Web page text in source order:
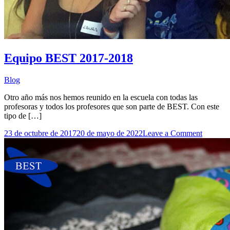
Equipo BEST 2017-2018
Blog
Otro año más nos hemos reunido en la escuela con todas las
profesoras y todos los profesores que son parte de BEST. Con este
tipo de […]
23 de octubre de 201720 de mayo de 2022Leave a Commenton
BEST
2017-
2018